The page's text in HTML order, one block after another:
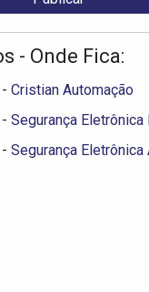
- Onde Fica:
- Cristian Automação
- Segurança Eletrônica
- Segurança Eletrônica